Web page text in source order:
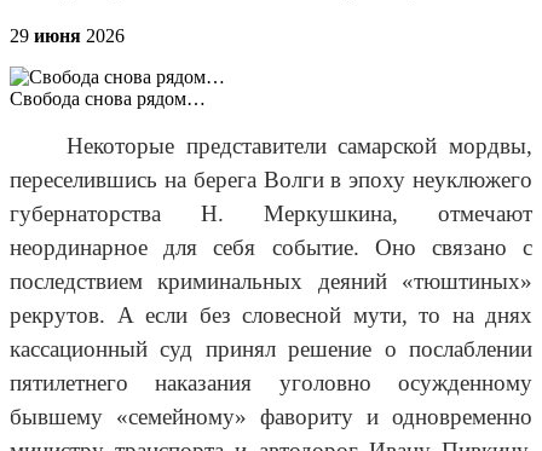
29 июня 2026
Свобода снова рядом…
Некоторые представители самарской мордвы,
переселившись на берега Волги в эпоху неуклюжего
губернаторства Н. Меркушкина, отмечают
неординарное для себя событие. Оно связано с
последствием криминальных деяний «тюштиных»
рекрутов. А если без словесной мути, то на днях
кассационный суд принял решение о послаблении
пятилетнего наказания уголовно осужденному
бывшему «семейному» фавориту и одновременно